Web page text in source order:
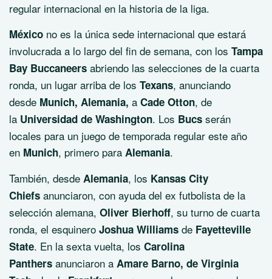
regular internacional en la historia de la liga.
México no es la única sede internacional que estará
involucrada a lo largo del fin de semana, con los Tampa
Bay Buccaneers abriendo las selecciones de la cuarta
ronda, un lugar arriba de los Texans, anunciando
desde Munich, Alemania, a Cade Otton, de
la Universidad de Washington. Los Bucs serán
locales para un juego de temporada regular este año
en Munich, primero para Alemania.
También, desde Alemania, los Kansas City
Chiefs anunciaron, con ayuda del ex futbolista de la
selección alemana, Oliver Bierhoff, su turno de cuarta
ronda, el esquinero Joshua Williams de Fayetteville
State. En la sexta vuelta, los Carolina
Panthers anunciaron a Amare Barno, de Virginia